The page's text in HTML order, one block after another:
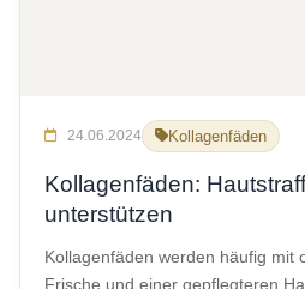
24.06.2024 Kollagenfäden
Kollagenfäden:
unterstützen
Kollagenfäden werden häufig mit
Frische und einer gepflegteren